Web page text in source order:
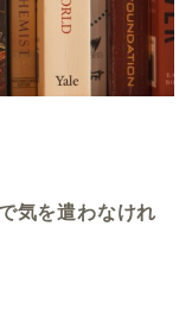
気を遣わなけれ